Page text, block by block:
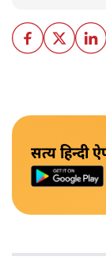
सत्य हिन्दी